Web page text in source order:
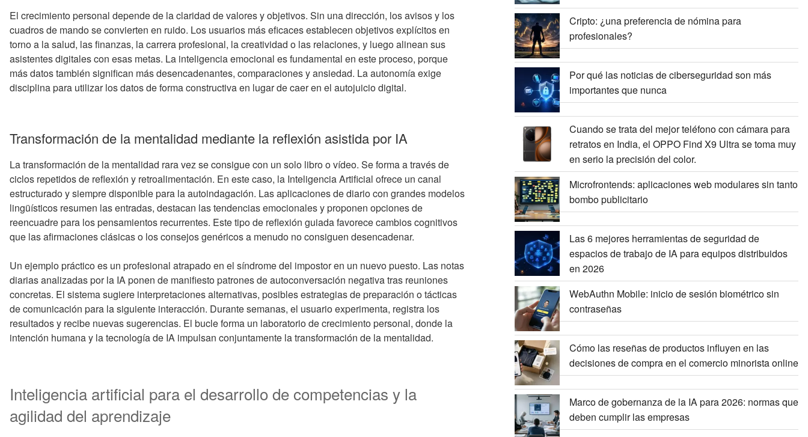
El crecimiento personal depende de la claridad de valores y objetivos. Sin una dirección, los avisos y los
cuadros de mando se convierten en ruido. Los usuarios más eficaces establecen objetivos explícitos en
torno a la salud, las finanzas, la carrera profesional, la creatividad o las relaciones, y luego alinean sus
asistentes digitales con esas metas. La inteligencia emocional es fundamental en este proceso, porque
más datos también significan más desencadenantes, comparaciones y ansiedad. La autonomía exige
disciplina para utilizar los datos de forma constructiva en lugar de caer en el autojuicio digital.
Transformación de la mentalidad mediante la reflexión asistida por IA
La transformación de la mentalidad rara vez se consigue con un solo libro o vídeo. Se forma a través de
ciclos repetidos de reflexión y retroalimentación. En este caso, la Inteligencia Artificial ofrece un canal
estructurado y siempre disponible para la autoindagación. Las aplicaciones de diario con grandes modelos
lingüísticos resumen las entradas, destacan las tendencias emocionales y proponen opciones de
reencuadre para los pensamientos recurrentes. Este tipo de reflexión guiada favorece cambios cognitivos
que las afirmaciones clásicas o los consejos genéricos a menudo no consiguen desencadenar.
Un ejemplo práctico es un profesional atrapado en el síndrome del impostor en un nuevo puesto. Las notas
diarias analizadas por la IA ponen de manifiesto patrones de autoconversación negativa tras reuniones
concretas. El sistema sugiere interpretaciones alternativas, posibles estrategias de preparación o tácticas
de comunicación para la siguiente interacción. Durante semanas, el usuario experimenta, registra los
resultados y recibe nuevas sugerencias. El bucle forma un laboratorio de crecimiento personal, donde la
intención humana y la tecnología de IA impulsan conjuntamente la transformación de la mentalidad.
Inteligencia artificial para el desarrollo de competencias y la
agilidad del aprendizaje
Cripto: ¿una preferencia de nómina para
profesionales?
Por qué las noticias de ciberseguridad son más
importantes que nunca
Cuando se trata del mejor teléfono con cámara para
retratos en India, el OPPO Find X9 Ultra se toma muy
en serio la precisión del color.
Microfrontends: aplicaciones web modulares sin tanto
bombo publicitario
Las 6 mejores herramientas de seguridad de
espacios de trabajo de IA para equipos distribuidos
en 2026
WebAuthn Mobile: inicio de sesión biométrico sin
contraseñas
Cómo las reseñas de productos influyen en las
decisiones de compra en el comercio minorista online
Marco de gobernanza de la IA para 2026: normas que
deben cumplir las empresas